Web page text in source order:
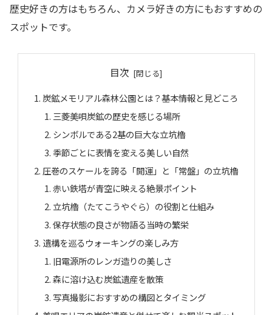
歴史好きの方はもちろん、カメラ好きの方にもおすすめの
スポットです。
目次
炭鉱メモリアル森林公園とは？基本情報と見どころ
三菱美唄炭鉱の歴史を感じる場所
シンボルである2基の巨大な立坑櫓
季節ごとに表情を変える美しい自然
圧巻のスケールを誇る「開運」と「常盤」の立坑櫓
赤い鉄塔が青空に映える絶景ポイント
立坑櫓（たてこうやぐら）の役割と仕組み
保存状態の良さが物語る当時の繁栄
遺構を巡るウォーキングの楽しみ方
旧電源所のレンガ造りの美しさ
森に溶け込む炭鉱遺産を散策
写真撮影におすすめの構図とタイミング